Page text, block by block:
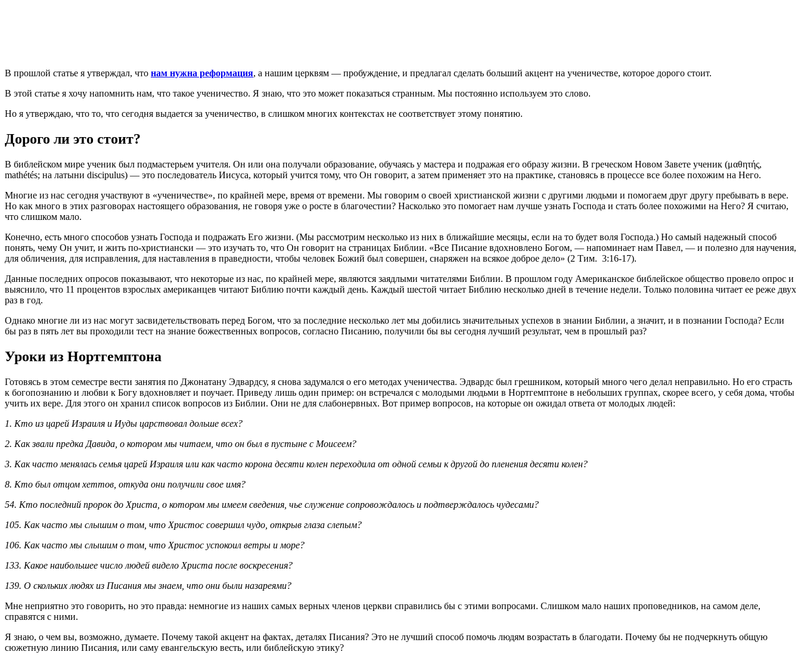
В прошлой статье я утверждал, что нам нужна реформация, а нашим церквям — пробуждение, и предлагал сделать больший акцент на ученичестве, которое дорого стоит.
В этой статье я хочу напомнить нам, что такое ученичество. Я знаю, что это может показаться странным. Мы постоянно используем это слово.
Но я утверждаю, что то, что сегодня выдается за ученичество, в слишком многих контекстах не соответствует этому понятию.
Дорого ли это стоит?
В библейском мире ученик был подмастерьем учителя. Он или она получали образование, обучаясь у мастера и подражая его образу жизни. В греческом Новом Завете ученик (μαθητής,
mathétés; на латыни discipulus) — это последователь Иисуса, который учится тому, что Он говорит, а затем применяет это на практике, становясь в процессе все более похожим на Него.
Многие из нас сегодня участвуют в «ученичестве», по крайней мере, время от времени. Мы говорим о своей христианской жизни с другими людьми и помогаем друг другу пребывать в вере.
Но как много в этих разговорах настоящего образования, не говоря уже о росте в благочестии? Насколько это помогает нам лучше узнать Господа и стать более похожими на Него? Я считаю,
что слишком мало.
Конечно, есть много способов узнать Господа и подражать Его жизни. (Мы рассмотрим несколько из них в ближайшие месяцы, если на то будет воля Господа.) Но самый надежный способ
понять, чему Он учит, и жить по-христиански — это изучать то, что Он говорит на страницах Библии. «Все Писание вдохновлено Богом, — напоминает нам Павел, — и полезно для научения,
для обличения, для исправления, для наставления в праведности, чтобы человек Божий был совершен, снаряжен на всякое доброе дело» (2 Тим. 3:16-17).
Данные последних опросов показывают, что некоторые из нас, по крайней мере, являются заядлыми читателями Библии. В прошлом году Американское библейское общество провело опрос и
выяснило, что 11 процентов взрослых американцев читают Библию почти каждый день. Каждый шестой читает Библию несколько дней в течение недели. Только половина читает ее реже двух
раз в год.
Однако многие ли из нас могут засвидетельствовать перед Богом, что за последние несколько лет мы добились значительных успехов в знании Библии, а значит, и в познании Господа? Если
бы раз в пять лет вы проходили тест на знание божественных вопросов, согласно Писанию, получили бы вы сегодня лучший результат, чем в прошлый раз?
Уроки из Нортгемптона
Готовясь в этом семестре вести занятия по Джонатану Эдвардсу, я снова задумался о его методах ученичества. Эдвардс был грешником, который много чего делал неправильно. Но его страсть
к богопознанию и любви к Богу вдохновляет и поучает. Приведу лишь один пример: он встречался с молодыми людьми в Нортгемптоне в небольших группах, скорее всего, у себя дома, чтобы
учить их вере. Для этого он хранил список вопросов из Библии. Они не для слабонервных. Вот пример вопросов, на которые он ожидал ответа от молодых людей:
1. Кто из царей Израиля и Иуды царствовал дольше всех?
2. Как звали предка Давида, о котором мы читаем, что он был в пустыне с Моисеем?
3. Как часто менялась семья царей Израиля или как часто корона десяти колен переходила от одной семьи к другой до пленения десяти колен?
8. Кто был отцом хеттов, откуда они получили свое имя?
54. Кто последний пророк до Христа, о котором мы имеем сведения, чье служение сопровождалось и подтверждалось чудесами?
105. Как часто мы слышим о том, что Христос совершил чудо, открыв глаза слепым?
106. Как часто мы слышим о том, что Христос успокоил ветры и море?
133. Какое наибольшее число людей видело Христа после воскресения?
139. О скольких людях из Писания мы знаем, что они были назареями?
Мне неприятно это говорить, но это правда: немногие из наших самых верных членов церкви справились бы с этими вопросами. Слишком мало наших проповедников, на самом деле,
справятся с ними.
Я знаю, о чем вы, возможно, думаете. Почему такой акцент на фактах, деталях Писания? Это не лучший способ помочь людям возрастать в благодати. Почему бы не подчеркнуть общую
сюжетную линию Писания, или саму евангельскую весть, или библейскую этику?